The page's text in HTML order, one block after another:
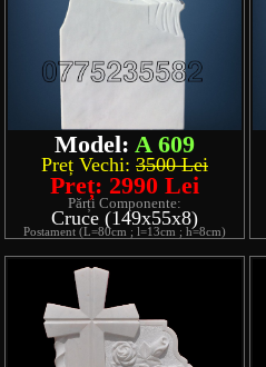
Model: A 609
Preț Vechi: 3500 Lei
Preț: 2990 Lei
Părți Componente:
Cruce (149x55x8)
Postament (L=80cm ; l=13cm ; h=8cm)